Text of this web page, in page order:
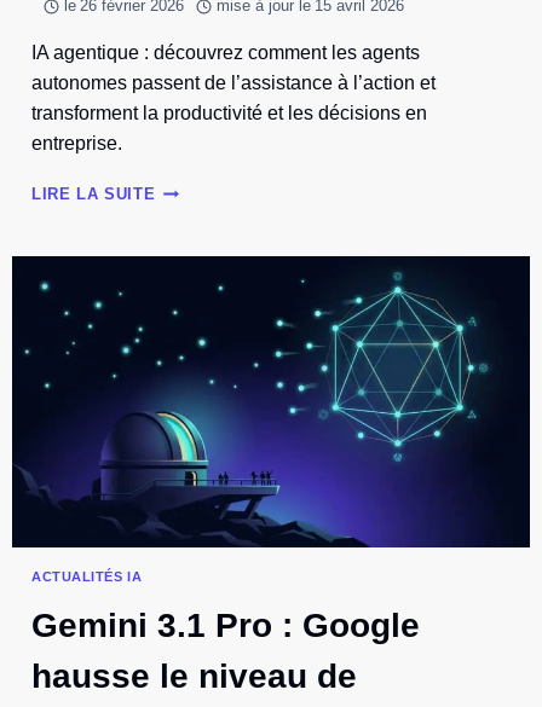
le 26 février 2026 mise à jour le 15 avril 2026
IA agentique : découvrez comment les agents
autonomes passent de l’assistance à l’action et
transforment la productivité et les décisions en
entreprise.
LIRE LA SUITE L’IA
QUAND
L’INTELLIGENCE
ARTIFICIELLE
PASSE
ENFIN
L’ACTION
ACTUALITÉS IA
Gemini 3.1 Pro : Google
hausse le niveau de